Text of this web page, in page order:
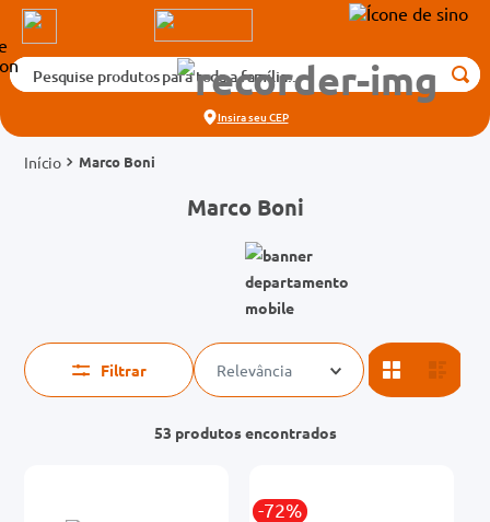
Pesquise produtos para toda a família...
Termos mais buscados
2º
fralda
7
vitamina d
8º
tadalafila 20mg
protetor solar
Insira seu CEP
Marco Boni
Marco Boni
Filtrar Relevância
53 produtos
-72%